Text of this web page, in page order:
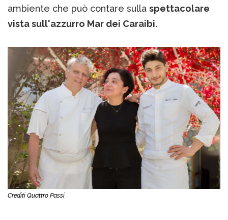
ambiente che può contare sulla spettacolare
vista sull'azzurro Mar dei Caraibi.
Crediti Quattro Passi